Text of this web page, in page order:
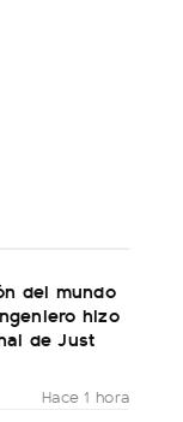
del mundo
hizo
de Just
Hace 1 hora